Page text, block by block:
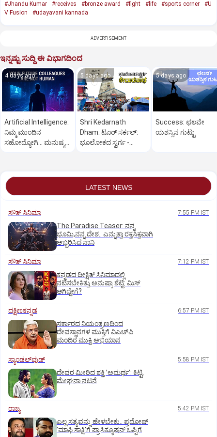
#Jhandu Kumar #receives #bronze award #fight #life #sports corner
#U
V Fusion
#udayavani kannada
ADVERTISEMENT
ಇನ್ನಷ್ಟು ಸುದ್ದಿ ಈ ವಿಭಾಗದಿಂದ
4 days ago
Artificial Intelligence:
ನಿಮ್ಮ ಮುಂದಿನ
ಸಹೋದ್ಯೋಗಿ... ಮನುಷ್ಯ
5 days ago
Shri Kedarnath
Dham: ಟೂರ್‌ ಸರ್ಕಲ್:‌
ಭೂಲೋಕದ ಸ್ವರ್ಗ -
5 days ago
Success: ಛಲವೇ
ಯಶಸ್ಸಿನ ಗುಟ್ಟು
LATEST NEWS
ಸೌತ್‌ ಸಿನಿಮಾ 7:55 PM IST
The Paradise Teaser: ನನ್ನ
ಭೂಮಿ,ನನ್ನ ದೇಶ.. ಎನ್ನುತ್ತಾ ರಕ್ತಸಿಕ್ತವಾಗಿ
ಅಬ್ಬರಿಸಿದ ನಾನಿ
ಸೌತ್‌ ಸಿನಿಮಾ 7:12 PM IST
ಕನ್ನಡದ ದೀಕ್ಷಿತ್‌ ಸಿನಿಮಾದಲ್ಲಿ
ನಟಿಸಬೇಕಿತ್ತು ಅನುಷ್ಕಾ ಶೆಟ್ಟಿ: ಮಿಸ್‌
ಆಗಿದ್ದೇಗೆ?
ದಕ್ಷಿಣಕನ್ನಡ 6:57 PM IST
ಸರ್ಕಾರದ ನಿಯಂತ್ರಣದಿಂದ
ದೇವಸ್ಥಾನಗಳ ಮುಕ್ತಿಗೆ ವಿಎಚ್‌ಪಿ
ಮಂದಿರ ಮುಕ್ತಿ ಅಭಿಯಾನ
ಸ್ಯಾಂಡಲ್‌ವುಡ್‌ 5:58 PM IST
ದೇವರ ಮೀರಿದ ಶಕ್ತಿ ʼಅಮರ್ಥʼ: ಕಿಟ್ಟಿ,
ಮೇಘನಾ ನಟನೆ
ರಾಜ್ಯ 5:42 PM IST
ಎಲ್ಲ ಸತ್ಯವನ್ನು ಹೇಳಬೇಕು.. ಪ್ರದೋಷ್‌
ʼಮಾಫಿ ಸಾಕ್ಷಿʼಗೆ ಪ್ರಾಸಿಕ್ಯೂಷನ್ ಒಪ್ಪಿಗೆ